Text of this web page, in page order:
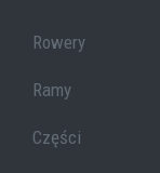
Rowery
Ramy
Części